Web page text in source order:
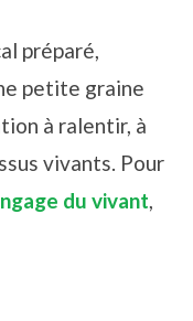
préparé,
petite graine
à ralentir, à
vivants. Pour
du vivant,